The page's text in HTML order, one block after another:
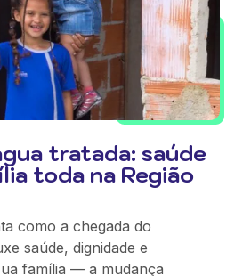
tratada: saúde
toda na Região
como a chegada do
saúde, dignidade e
família — a mudança